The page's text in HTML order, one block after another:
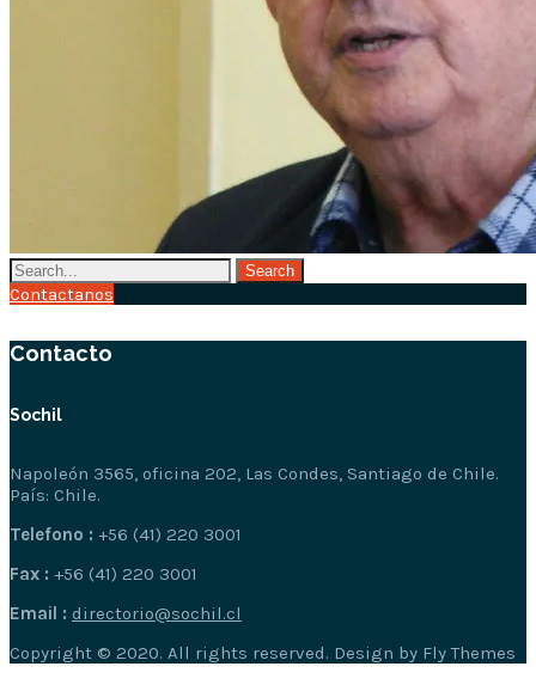
Contactanos
Contacto
Sochil
Napoleón 3565, oficina 202, Las Condes, Santiago de Chile.
País: Chile.
Telefono : +56 (41) 220 3001
Fax : +56 (41) 220 3001
Email : directorio@sochil.cl
Copyright © 2020. All rights reserved. Design by Fly Themes